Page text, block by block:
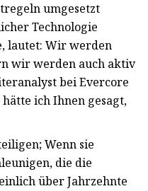
umgesetzt
Technologie
lautet: Wir werden
wir werden auch aktiv
bei Evercore
ich Ihnen gesagt,
Wenn sie
die die
über Jahrzehnte